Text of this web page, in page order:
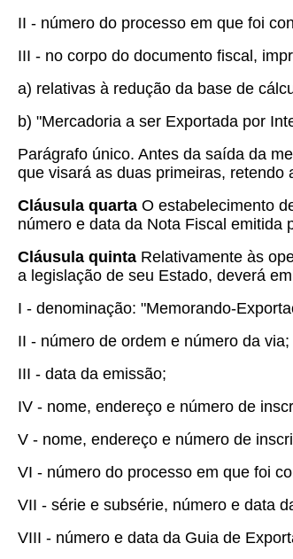
II - número do processo em que foi
III - no corpo do documento fiscal,
a) relativas à redução da base de
b) "Mercadoria a ser Exportada por
Parágrafo único. Antes da saída da
que visará as duas primeiras, retendo
Cláusula quarta O estabelecimento
número e data da Nota Fiscal emitida
Cláusula quinta Relativamente às
a legislação de seu Estado, deverá
I - denominação: "Memorando-
II - número de ordem e número da via;
III - data da emissão;
IV - nome, endereço e número de
V - nome, endereço e número de
VI - número do processo em que foi
VII - série e subsérie, número e data
VIII - número e data da Guia de